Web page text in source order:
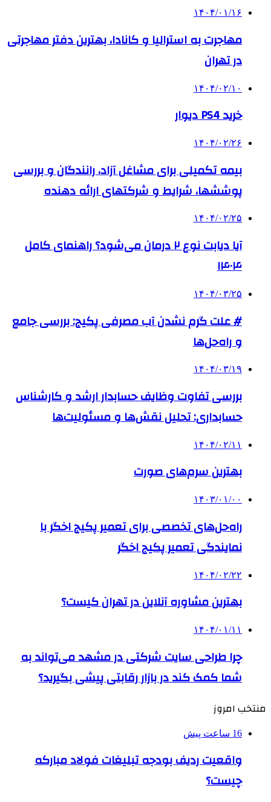
۱۴۰۴/۰۱/۱۶
مهاجرت به استرالیا و کانادا، بهترین دفتر مهاجرتی
در تهران
۱۴۰۴/۰۲/۱۰
خرید PS4 دیوار
۱۴۰۴/۰۲/۲۶
بیمه تکمیلی برای مشاغل آزاد، رانندگان و بررسی
پوششها، شرایط و شرکتهای ارائه دهنده
۱۴۰۴/۰۲/۲۵
آیا دیابت نوع ۲ درمان می‌شود؟ راهنمای کامل
۱۴۰۴
۱۴۰۴/۰۳/۲۵
# علت گرم نشدن آب مصرفی پکیج: بررسی جامع
و راه‌حل‌ها
۱۴۰۴/۰۳/۱۹
بررسی تفاوت وظایف حسابدار ارشد و کارشناس
حسابداری: تحلیل نقش‌ها و مسئولیت‌ها
۱۴۰۴/۰۲/۱۱
بهترین سرم‌های صورت
۱۴۰۳/۰۱/۰۰
راه‌حل‌های تخصصی برای تعمیر پکیج اخگر با
نمایندگی تعمیر پکیج اخگر
۱۴۰۴/۰۲/۲۲
بهترین مشاوره آنلاین در تهران کیست؟
۱۴۰۴/۰۱/۱۱
چرا طراحی سایت شرکتی در مشهد می‌تواند به
شما کمک کند در بازار رقابتی پیشی بگیرید؟
منتخب امروز
16 ساعت پیش
واقعیت ردیف بودجه تبلیغات فولاد مبارکه
چیست؟